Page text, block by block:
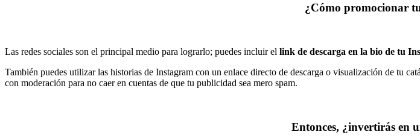
¿Cómo promocionar
Las redes sociales son el principal medio para lograrlo; puedes incluir el link de descarga en la bio de tu
También puedes utilizar las historias de Instagram con un enlace directo de descarga o visualización de tu
con moderación para no caer en cuentas de que tu publicidad sea mero spam.
Entonces, ¿invertirás en